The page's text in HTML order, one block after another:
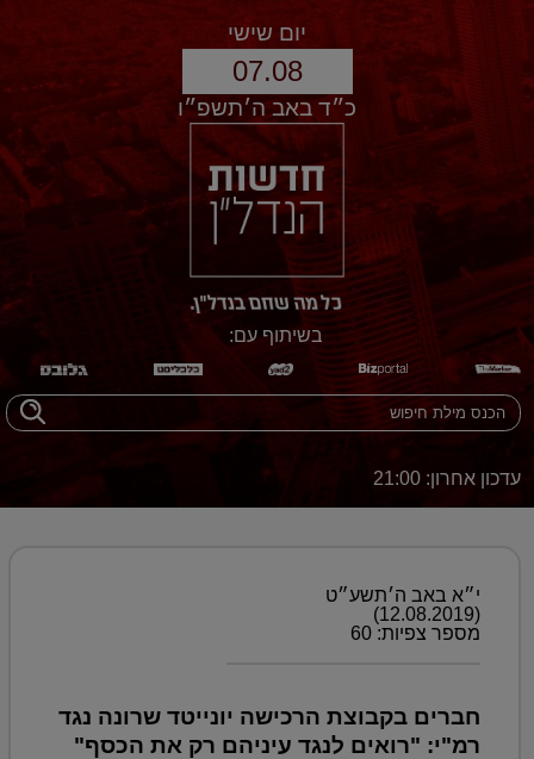
יום שישי
07.08
כ״ד באב ה׳תשפ״ו
בשיתוף עם:
עדכון אחרון: 21:00
י״א באב ה׳תשע״ט
(12.08.2019)
מספר צפיות: 60
חברים בקבוצת הרכישה יונייטד שרונה נגד
רמ"י: "רואים לנגד עיניהם רק את הכסף"